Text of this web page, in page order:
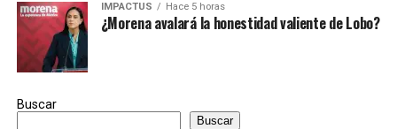
IMPACTUS Hace 5 horas
¿Morena avalará la honestidad valiente de Lobo?
Buscar
Buscar